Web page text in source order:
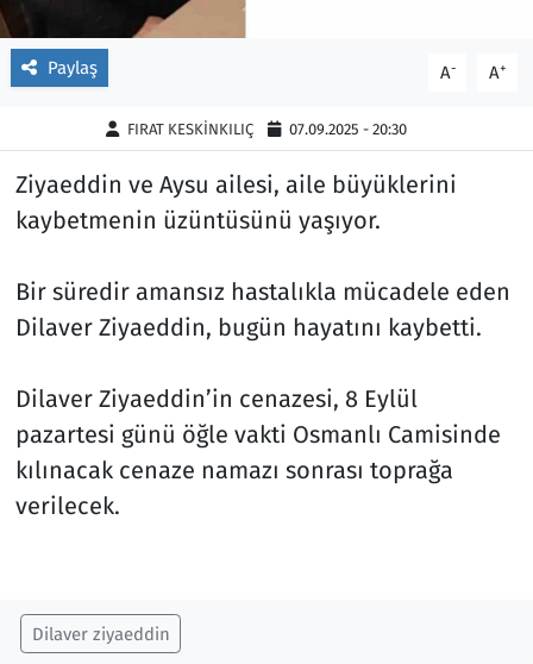
Paylaş A- A+
FIRAT KESKİNKILIÇ 07.09.2025 - 20:30
Ziyaeddin ve Aysu ailesi, aile büyüklerini
kaybetmenin üzüntüsünü yaşıyor.
Bir süredir amansız hastalıkla mücadele eden
Dilaver Ziyaeddin, bugün hayatını kaybetti.
Dilaver Ziyaeddin’in cenazesi, 8 Eylül
pazartesi günü öğle vakti Osmanlı Camisinde
kılınacak cenaze namazı sonrası toprağa
verilecek.
Dilaver ziyaeddin
Ara
Marmaraereğlisi
Sağlık
Saray
Şarköy
Siyaset
Süleymanpaşa
Tekirdağ